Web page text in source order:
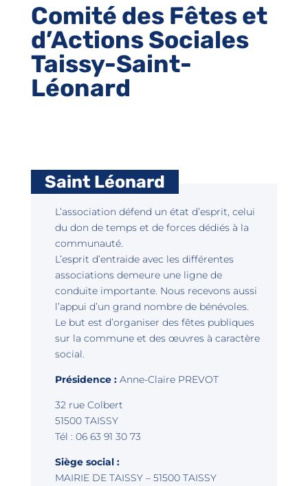
Comité des Fêtes et
d’Actions Sociales
Taissy-Saint-
Léonard
Saint Léonard
L’association défend un état d’esprit, celui
du don de temps et de forces dédiés à la
communauté.
L’esprit d’entraide avec les différentes
associations demeure une ligne de
conduite importante. Nous recevons aussi
l’appui d’un grand nombre de bénévoles.
Le but est d’organiser des fêtes publiques
sur la commune et des œuvres à caractère
social.
Présidence :Anne-Claire PREVOT
32 rue Colbert
51500 TAISSY
Tél : 06 63 91 30 73
Siège social :
MAIRIE DE TAISSY – 51500 TAISSY